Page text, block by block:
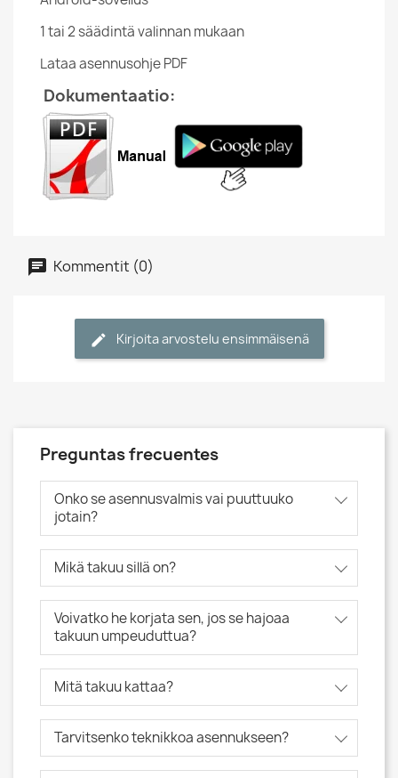
1 tai 2 säädintä valinnan mukaan
Lataa asennusohje PDF
Dokumentaatio:
Kommentit (0)
Kirjoita arvostelu ensimmäisenä
Preguntas frecuentes
Onko se asennusvalmis vai puuttuuko
jotain?
Mikä takuu sillä on?
Voivatko he korjata sen, jos se hajoaa
takuun umpeuduttua?
Mitä takuu kattaa?
Tarvitsenko teknikkoa asennukseen?